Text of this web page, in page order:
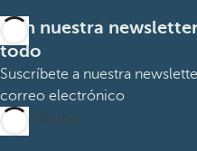
Con nuestra
todo
Suscríbete a nuestra
correo electrónico
Suscribirme